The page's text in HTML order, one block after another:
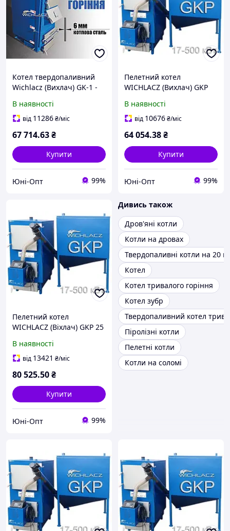
Котел твердопаливний
Wichlacz (Вихлач) GK-1 -
утилізатор тривалого
горіння "єВідновлення"
В наявності
від 11286₴/міс
67 714.63₴
Купити
Юні-Опт 99%
Пелетний котел
WICHLACZ (Вихлач) GKP
пальник "єВідновлення"
В наявності
від 10676₴/міс
64 054.38₴
Купити
Юні-Опт 99%
Пелетний котел
WICHLACZ (Віхлач) GKP 25
"єВідновлення"
В наявності
від 13421 ₴/міс
80 525.50₴
Купити
Юні-Опт 99%
Дивись також
Дров'яні котли
Котли на дровах
Твердопаливні котли на 20
Котел
Котел тривалого горіння
Котел зубр
Твердопаливний котел
Піролізні котли
Пелетні котли
Котли на соломі